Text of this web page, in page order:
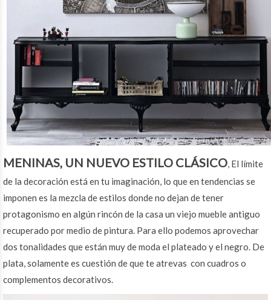
MENINAS, UN NUEVO ESTILO CLÁSICO, El límite
de la decoración está en tu imaginación, lo que en tendencias se
imponen es la mezcla de estilos donde no dejan de tener
protagonismo en algún rincón de la casa un viejo mueble antiguo
recuperado por medio de pintura. Para ello podemos aprovechar
dos tonalidades que están muy de moda el plateado y el negro. De
plata, solamente es cuestión de que te atrevas con cuadros o
complementos decorativos.